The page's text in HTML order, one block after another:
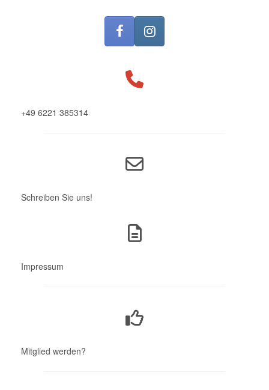
+49 6221 385314
Schreiben Sie uns!
Impressum
Mitglied werden?